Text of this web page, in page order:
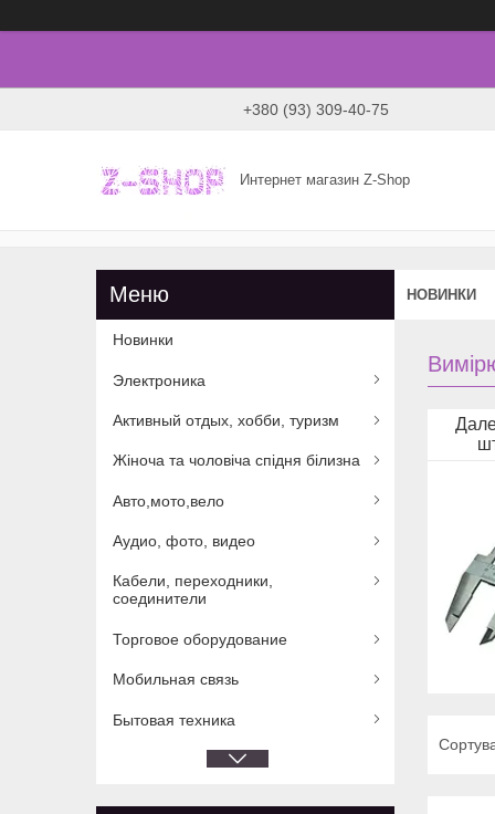
+380 (93) 309-40-75
Интернет магазин Z-Shop
НОВИНКИ
Новинки
Электроника
Активный отдых, хобби, туризм
Жіноча та чоловіча спідня білизна
Авто,мото,вело
Аудио, фото, видео
Кабели, переходники,
соединители
Торговое оборудование
Мобильная связь
Бытовая техника